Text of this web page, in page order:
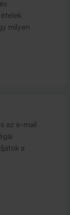
milyen
az e-mail
a